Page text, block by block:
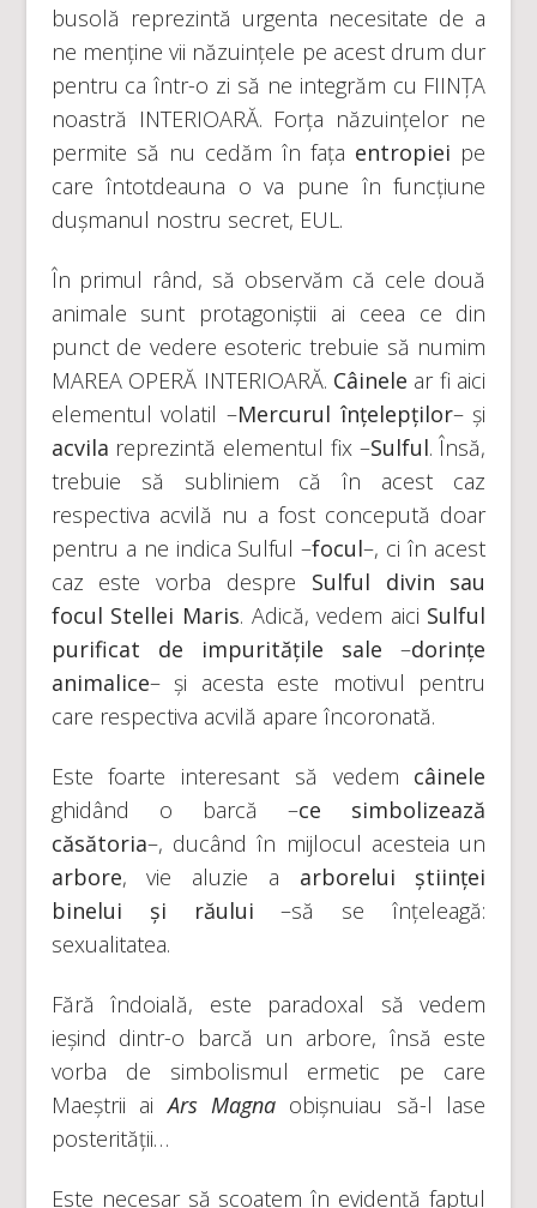
busolă reprezintă urgenta necesitate de a
ne menține vii năzuințele pe acest drum dur
pentru ca într-o zi să ne integrăm cu FIINȚA
noastră INTERIOARĂ. Forța năzuințelor ne
permite să nu cedăm în fața entropiei pe
care întotdeauna o va pune în funcțiune
dușmanul nostru secret, EUL.
În primul rând, să observăm că cele două
animale sunt protagoniștii ai ceea ce din
punct de vedere esoteric trebuie să numim
MAREA OPERĂ INTERIOARĂ. Câinele ar fi aici
elementul volatil –Mercurul înțelepților– și
acvila reprezintă elementul fix –Sulful. Însă,
trebuie să subliniem că în acest caz
respectiva acvilă nu a fost concepută doar
pentru a ne indica Sulful –focul–, ci în acest
caz este vorba despre Sulful divin sau
focul Stellei Maris. Adică, vedem aici Sulful
purificat de impuritățile sale–dorințe
animalice– și acesta este motivul pentru
care respectiva acvilă apare încoronată.
Este foarte interesant să vedem câinele
ghidând o barcă –ce simbolizează
căsătoria–, ducând în mijlocul acesteia un
arbore, vie aluzie a arborelui științei
binelui și răului–să se înțeleagă:
sexualitatea.
Fără îndoială, este paradoxal să vedem
ieșind dintr-o barcă un arbore, însă este
vorba de simbolismul ermetic pe care
Maeștrii aiArs Magna obișnuiau să-l lase
posterității…
Este necesar să scoatem în evidență faptul